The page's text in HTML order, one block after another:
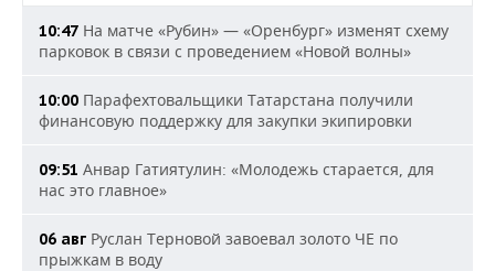
10:47 На матче «Рубин» — «Оренбург» изменят схему
парковок в связи с проведением «Новой волны»
10:00 Парафехтовальщики Татарстана получили
финансовую поддержку для закупки экипировки
09:51 Анвар Гатиятулин: «Молодежь старается, для
нас это главное»
06 авг Руслан Терновой завоевал золото ЧЕ по
прыжкам в воду